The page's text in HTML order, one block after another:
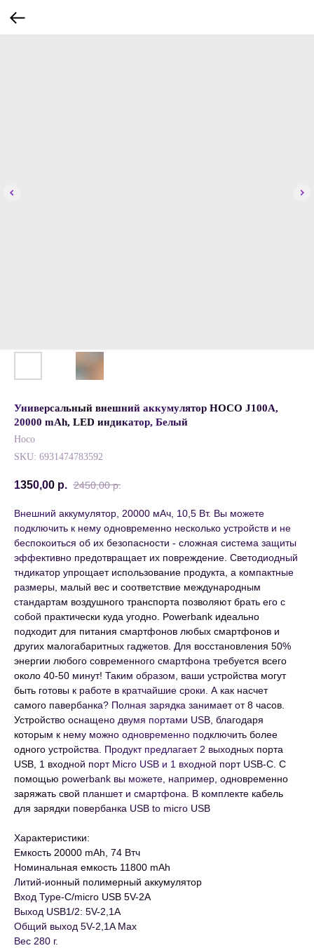
Универсальный внешний аккумулятор HOCO J100A,
20000 mAh, LED индикатор, Белый
Hoco
SKU: 6931474783592
1350,00 р. 2450,00 р.
Внешний аккумулятор, 20000 мАч, 10,5 Вт. Вы можете
подключить к нему одновременно несколько устройств и не
беспокоиться об их безопасности - сложная система защиты
эффективно предотвращает их повреждение. Светодиодный
тндикатор упрощает использование продукта, а компактные
размеры, малый вес и соответствие международным
стандартам воздушного транспорта позволяют брать его с
собой практически куда угодно. Powerbank идеально
подходит для питания смартфонов любых смартфонов и
других малогабаритных гаджетов. Для восстановления 50%
энергии любого современного смартфона требуется всего
около 40-50 минут! Таким образом, ваши устройства могут
быть готовы к работе в кратчайшие сроки. А как насчет
самого павербанка? Полная зарядка занимает от 8 часов.
Устройство оснащено двумя портами USB, благодаря
которым к нему можно одновременно подключить более
одного устройства. Продукт предлагает 2 выходных порта
USB, 1 входной порт Micro USB и 1 входной порт USB-C. С
помощью powerbank вы можете, например, одновременно
заряжать свой планшет и смартфона. В комплекте кабель
для зарядки повербанка USB to micro USB
Характеристики:
Емкость 20000 mAh, 74 Втч
Номинальная емкость 11800 mAh
Литий-ионный полимерный аккумулятор
Вход Type-C/micro USB 5V-2A
Выход USB1/2: 5V-2,1A
Общий выход 5V-2,1A Max
Вес 280 г.